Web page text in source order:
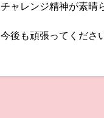
チャレンジ精神が素晴
今後も頑張ってくださ